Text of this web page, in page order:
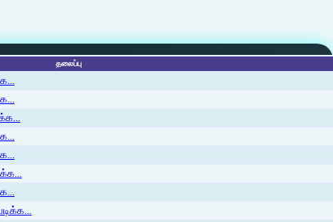
தலைப்பு